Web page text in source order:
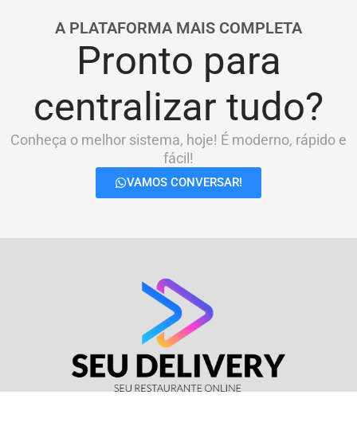
A PLATAFORMA MAIS COMPLETA
Pronto para
centralizar tudo?
Conheça o melhor sistema, hoje! É moderno, rápido e
fácil!
VAMOS CONVERSAR!